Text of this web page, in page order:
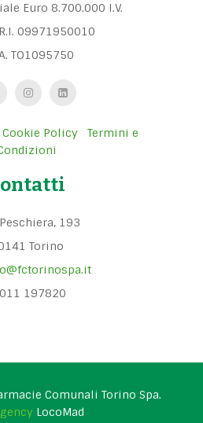
Euro 8.700.000 I.V.
09971950010
TO1095750
Cookie Policy
Termini e
193
Torino
011 197820
Comunali Torino Spa.
LocoMad